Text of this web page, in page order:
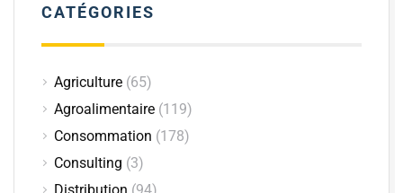
CATÉGORIES
Agriculture (65)
Agroalimentaire (119)
Consommation (178)
Consulting (3)